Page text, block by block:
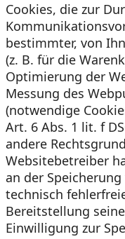
Cookies, die zur
bestimmter, von
(z. B. für die
Optimierung der
Messung des
(notwendige
Art. 6 Abs. 1 lit. f
andere
Websitebetreiber
an der
technisch
Bereitstellung
Einwilligung zur